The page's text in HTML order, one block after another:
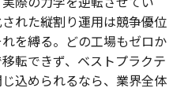
れた縦割り運用は競争優位
を縛る。どの工場もゼロか
転できず、ベストプラクテ
込められるなら、業界全体